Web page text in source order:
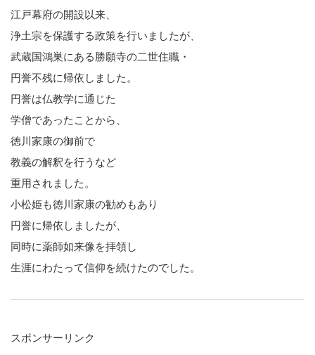
江戸幕府の開設以来、
浄土宗を保護する政策を行いましたが、
武蔵国鴻巣にある勝願寺の二世住職・
円誉不残に帰依しました。
円誉は仏教学に通じた
学僧であったことから、
徳川家康の御前で
教義の解釈を行うなど
重用されました。
小松姫も徳川家康の勧めもあり
円誉に帰依しましたが、
同時に薬師如来像を拝領し
生涯にわたって信仰を続けたのでした。
スポンサーリンク